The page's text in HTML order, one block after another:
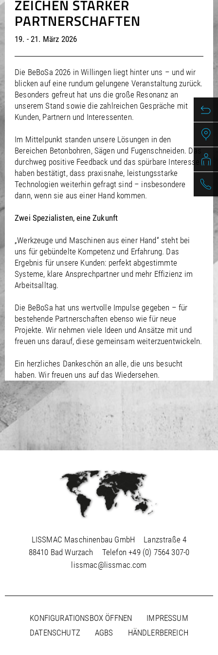
Hungary/EN
Iceland/ EN
Kazakhstan/EN
Latvia
/EN
Liechtenstein/EN DE
Lithuania /EN
Luxembourg/EN DE FR
Malta/EN
Norway/EN
Poland/EN
Portugal /EN ES
Romania/EN
Russian Federation/EN
Serbia/ EN
Slovenia/
Sweden/ EN
Switzerland/EN DE FR IT
Turkey/EN
Ukraine/ EN
Saudi Arabia/EN
Singapore/ EN
United Arab Emirates/EN
Uzbekistan/
EN
Viet Nam/EN
ZEICHEN STARKER
PARTNERSCHAFTEN
19. - 21. März 2026
Die BeBoSa 2026 in Willingen liegt hinter uns – und wir
blicken auf eine rundum gelungene Veranstaltung zurück.
Besonders gefreut hat uns die große Resonanz an
unserem Stand sowie die zahlreichen Gespräche mit
Kunden, Partnern und Interessenten.
Im Mittelpunkt standen unsere Lösungen in den
Bereichen Betonbohren, Sägen und Fugenschneiden. Das
durchweg positive Feedback und das spürbare Interesse
haben bestätigt, dass praxisnahe, leistungsstarke
Technologien weiterhin gefragt sind – insbesondere
dann, wenn sie aus einer Hand kommen.
Zwei Spezialisten, eine Zukunft
„Werkzeuge und Maschinen aus einer Hand“ steht bei
uns für gebündelte Kompetenz und Erfahrung. Das
Ergebnis für unsere Kunden: perfekt abgestimmte
Systeme, klare Ansprechpartner und mehr Effizienz im
Arbeitsalltag.
Die BeBoSa hat uns wertvolle Impulse gegeben – für
bestehende Partnerschaften ebenso wie für neue
Projekte. Wir nehmen viele Ideen und Ansätze mit und
freuen uns darauf, diese gemeinsam weiterzuentwickeln.
Ein herzliches Dankeschön an alle, die uns besucht
haben. Wir freuen uns auf das Wiedersehen.
LISSMAC Maschinenbau GmbH
Lanzstraße 4
88410 Bad Wurzach
Telefon+49 (0) 7564 307-0
lissmac@lissmac.com
KONFIGURATIONSBOX ÖFFNEN
IMPRESSUM
DATENSCHUTZ
AGBS HÄNDLERBEREICH